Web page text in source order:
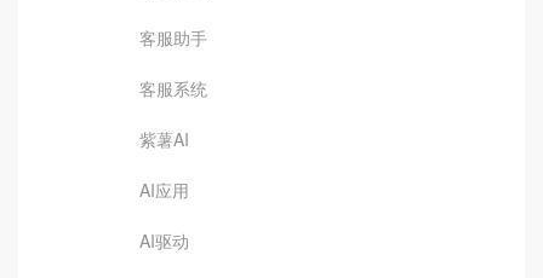
客服助手
客服系统
紫薯AI
AI应用
AI驱动